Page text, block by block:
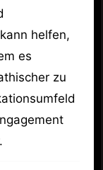
helfen,
es
zu